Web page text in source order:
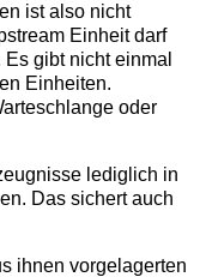
ist also nicht
Einheit darf
gibt nicht einmal
Einheiten.
oder
lediglich in
Das sichert auch
ihnen vorgelagerten